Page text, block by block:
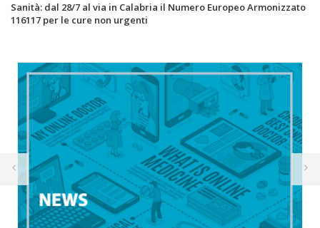
Sanità: dal 28/7 al via in Calabria il Numero Europeo Armonizzato
116117 per le cure non urgenti